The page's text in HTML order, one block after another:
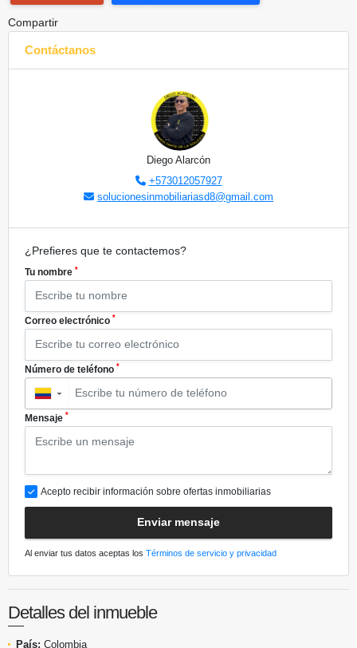
Compartir
Contáctanos
Diego Alarcón
+573012057927
solucionesinmobiliariasd8@gmail.com
¿Prefieres que te contactemos?
Tu nombre *
Correo electrónico *
Número de teléfono *
▼
Mensaje *
Acepto recibir información sobre ofertas inmobiliarias
Enviar mensaje
Al enviar tus datos aceptas los Términos de servicio y privacidad
Detalles del inmueble
País: Colombia